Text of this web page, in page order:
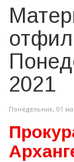
2021
Понедельник, 01